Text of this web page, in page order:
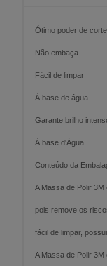
Ótimo poder de
Não embaça
Fácil de limpar
À base de água
Garante brilho
À base d'Água.
Conteúdo da
A Massa de Polir 3M
pois remove os
fácil de limpar,
A Massa de Polir 3M